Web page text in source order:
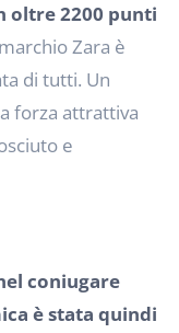
oltre 2200 punti
Zara è
di tutti. Un
forza attrattiva
e
coniugare
è stata quindi